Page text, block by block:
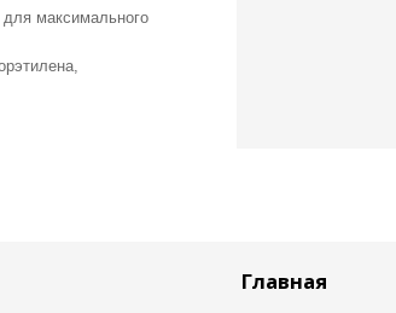
максимального
Главная